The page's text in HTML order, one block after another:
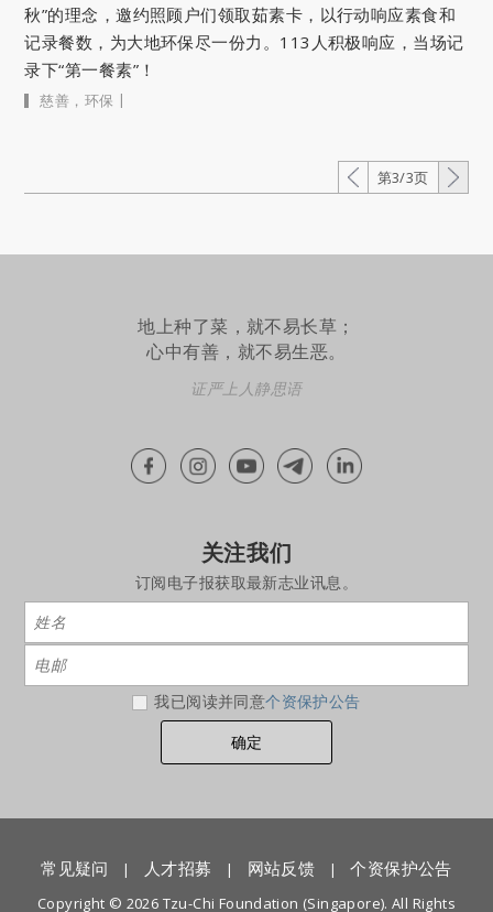
秋”的理念，邀约照顾户们领取茹素卡，以行动响应素食和
记录餐数，为大地环保尽一份力。113人积极响应，当场记
录下“第一餐素”！
慈善 ， 环保 |
第3/3页
地上种了菜，就不易长草；
心中有善，就不易生恶。
证严上人静思语
关注我们
订阅电子报获取最新志业讯息。
我已阅读并同意个资保护公告
常见疑问 | 人才招募 | 网站反馈 | 个资保护公告
Copyright © 2026 Tzu-Chi Foundation (Singapore). All Rights